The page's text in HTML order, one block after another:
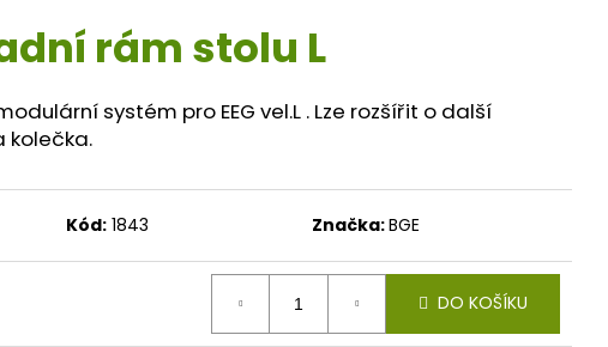
rám stolu L
systém pro EEG vel.L . Lze rozšířit o další
kolečka.
Kód: 1843 Značka:BGE
DO KOŠÍKU